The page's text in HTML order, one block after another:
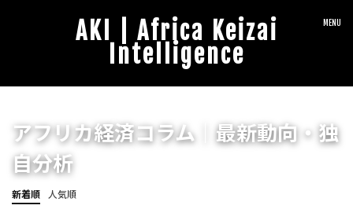
AKI | Africa Keizai
Intelligence
アフリカ経済コラム｜最新動向・独
自分析
新着順 人気順